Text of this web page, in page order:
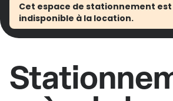
Cet espace de stationnement
indisponible à la location.